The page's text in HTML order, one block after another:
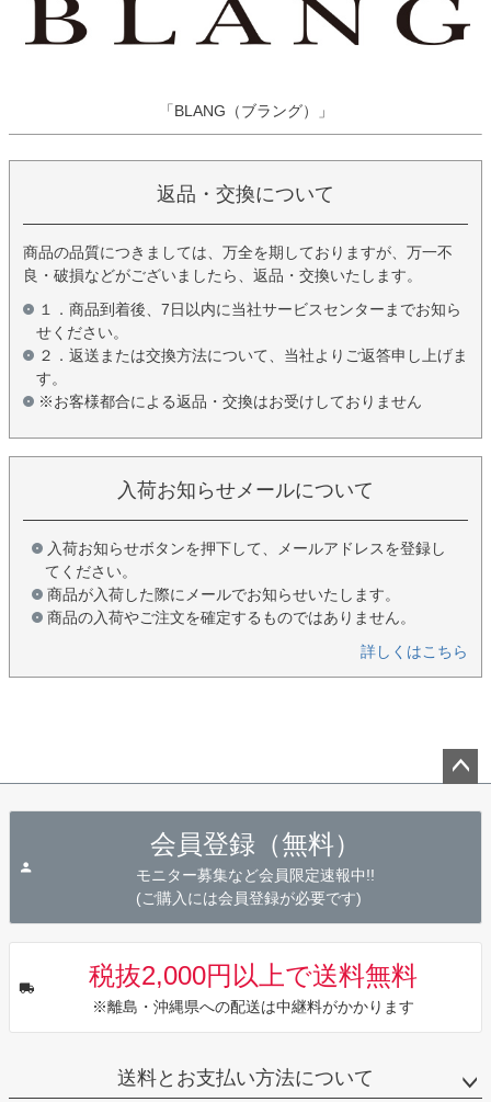
「BLANG（ブラング）」
返品・交換について
商品の品質につきましては、万全を期しておりますが、万一不
良・破損などがございましたら、返品・交換いたします。
１．商品到着後、7日以内に当社サービスセンターまでお知ら
せください。
２．返送または交換方法について、当社よりご返答申し上げま
す。
※お客様都合による返品・交換はお受けしておりません
入荷お知らせメールについて
入荷お知らせボタンを押下して、メールアドレスを登録し
てください。
商品が入荷した際にメールでお知らせいたします。
商品の入荷やご注文を確定するものではありません。
詳しくはこちら
会員登録（無料）
モニター募集など会員限定速報中!!
(ご購入には会員登録が必要です)
税抜2,000円以上で送料無料
※離島・沖縄県への配送は中継料がかかります
送料とお支払い方法について